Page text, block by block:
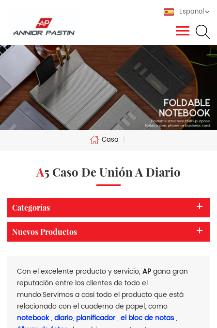
Español
Casa |
A5 Caso De Unión A Diario
Categorías
Nuevos Productos
Con el excelente producto y servicio, APgana gran
reputación entre los clientes de todo el
mundo.Servimos a casi todo el producto que está
relacionado con el cuaderno de papel, como
notebook, diario, planificador, el bloc de notas,